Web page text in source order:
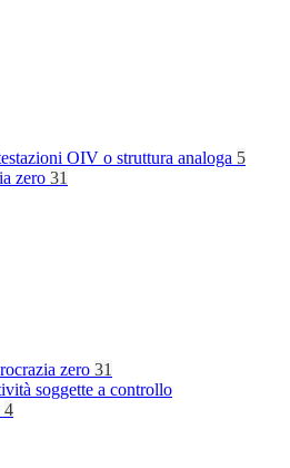
OIV o struttura analoga 5
zero 31
zero 31
soggette a controllo
4